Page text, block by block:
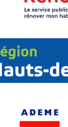
du territoire et
Volontaire
Jardin au Naturel